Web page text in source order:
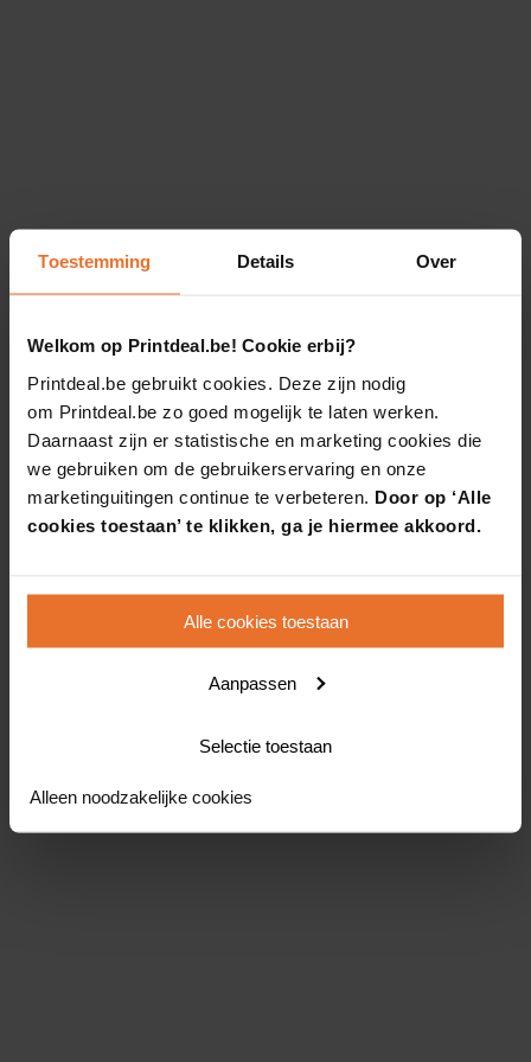
Toestemming Details Over
Welkom op Printdeal.be! Cookie erbij?
Printdeal.be gebruikt cookies. Deze zijn nodig
om Printdeal.be zo goed mogelijk te laten werken.
Daarnaast zijn er statistische en marketing cookies die
we gebruiken om de gebruikerservaring en onze
marketinguitingen continue te verbeteren. Door op ‘Alle
cookies toestaan’ te klikken, ga je hiermee akkoord.
Alle cookies toestaan
Aanpassen
Selectie toestaan
Alleen noodzakelijke cookies